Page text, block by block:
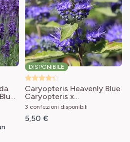
Fogliame sempreverde,
DISPONIBILE
Caryopteris Heavenly Blue
Caryopteris x
clandonensis Heavenly
3 confezioni disponibili
5,50 €